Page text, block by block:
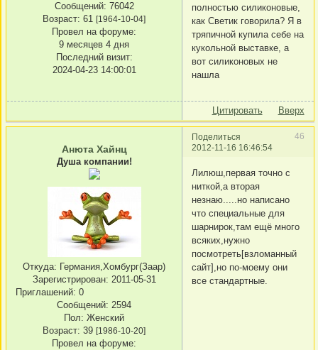
Сообщений: 76042
Возраст: 61 [1964-10-04]
Провел на форуме:
9 месяцев 4 дня
Последний визит:
2024-04-23 14:00:01
полностью силиконовые,
как Светик говорила? Я в
тряпичной купила себе на
кукольной выставке, а
вот силиконовых не
нашла
Цитировать Вверх
Поделиться
46
2012-11-16 16:46:54
Анюта Хайнц
Душа компании!
Откуда: Германия,Хомбург(Заар)
Зарегистрирован: 2011-05-31
Приглашений: 0
Сообщений: 2594
Пол: Женский
Возраст: 39 [1986-10-20]
Провел на форуме:
Лилюш,первая точно с
ниткой,а вторая
незнаю.....но написано
что специальные для
шарнирок,там ещё много
всяких,нужно
посмотреть[взломанный
сайт],но по-моему они
все стандартные.